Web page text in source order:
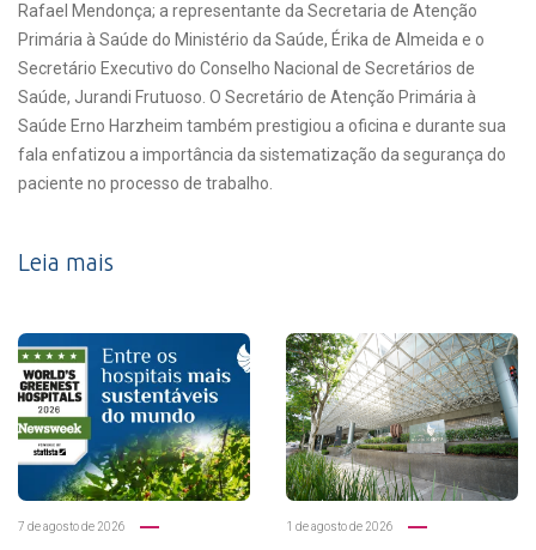
Rafael Mendonça; a representante da Secretaria de Atenção
Primária à Saúde do Ministério da Saúde, Érika de Almeida e o
Secretário Executivo do Conselho Nacional de Secretários de
Saúde, Jurandi Frutuoso. O Secretário de Atenção Primária à
Saúde Erno Harzheim também prestigiou a oficina e durante sua
fala enfatizou a importância da sistematização da segurança do
paciente no processo de trabalho.
Leia mais
7 de agosto de 2026 1 de agosto de 2026